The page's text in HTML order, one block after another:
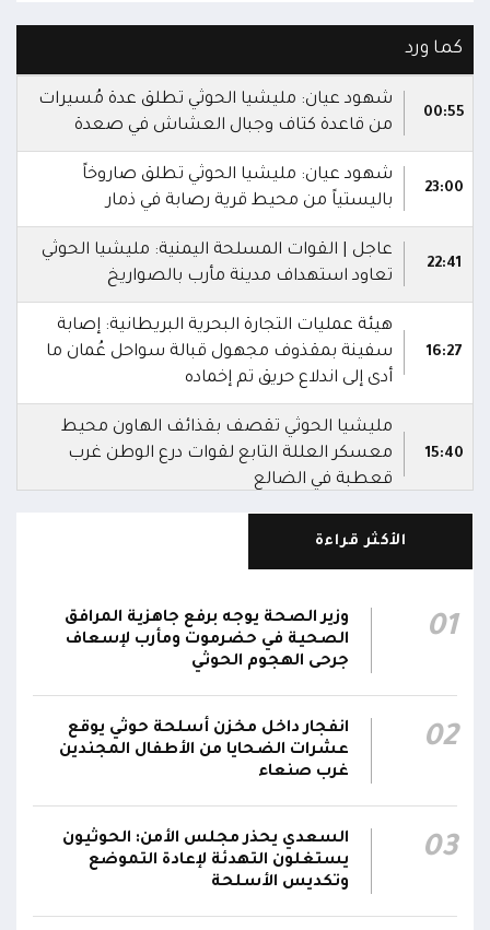
كما ورد
00:55
شهود عيان: مليشيا الحوثي تطلق عدة مُسيرات
من قاعدة كتاف وجبال العشاش في صعدة
23:00
شهود عيان: مليشيا الحوثي تطلق صاروخاً
باليستياً من محيط قرية رصابة في ذمار
22:41
عاجل | القوات المسلحة اليمنية: مليشيا الحوثي
تعاود استهداف مدينة مأرب بالصواريخ
16:27
هيئة عمليات التجارة البحرية البريطانية: إصابة
سفينة بمقذوف مجهول قبالة سواحل عُمان ما
أدى إلى اندلاع حريق تم إخماده
15:40
مليشيا الحوثي تقصف بقذائف الهاون محيط
معسكر العللة التابع لقوات درع الوطن غرب
قعطبة في الضالع
مليشيا الحوثي تقصف أحياء سكنية غرب قعطبة
15:35
قصف حوثي عشوائي بالسلاح الثقيل يستهدف
مناطق مآهولة بقرى المعزوب والعبارى في
محافظة الضالع
12:22
والجيش يقصف مواقع حوثية ويتصدى للمسيرات
الأكثر قراءة
01
وزير الصحة يوجه برفع جاهزية المرافق
الصحية في حضرموت ومأرب لإسعاف
جرحى الهجوم الحوثي
02
انفجار داخل مخزن أسلحة حوثي يوقع
عشرات الضحايا من الأطفال المجندين
غرب صنعاء
03
السعدي يحذر مجلس الأمن: الحوثيون
يستغلون التهدئة لإعادة التموضع
وتكديس الأسلحة